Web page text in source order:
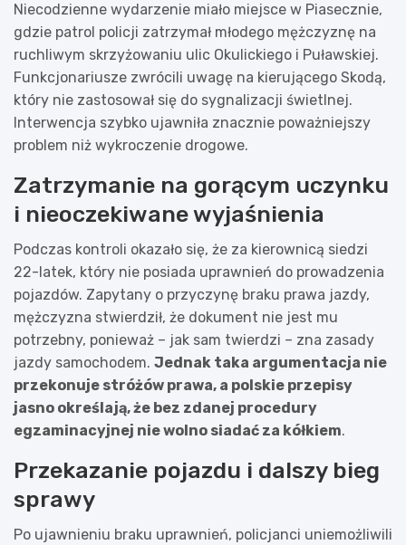
Niecodzienne wydarzenie miało miejsce w Piasecznie,
gdzie patrol policji zatrzymał młodego mężczyznę na
ruchliwym skrzyżowaniu ulic Okulickiego i Puławskiej.
Funkcjonariusze zwrócili uwagę na kierującego Skodą,
który nie zastosował się do sygnalizacji świetlnej.
Interwencja szybko ujawniła znacznie poważniejszy
problem niż wykroczenie drogowe.
Zatrzymanie na gorącym uczynku
i nieoczekiwane wyjaśnienia
Podczas kontroli okazało się, że za kierownicą siedzi
22-latek, który nie posiada uprawnień do prowadzenia
pojazdów. Zapytany o przyczynę braku prawa jazdy,
mężczyzna stwierdził, że dokument nie jest mu
potrzebny, ponieważ – jak sam twierdzi – zna zasady
jazdy samochodem. Jednak taka argumentacja nie
przekonuje stróżów prawa, a polskie przepisy
jasno określają, że bez zdanej procedury
egzaminacyjnej nie wolno siadać za kółkiem.
Przekazanie pojazdu i dalszy bieg
sprawy
Po ujawnieniu braku uprawnień, policjanci uniemożliwili